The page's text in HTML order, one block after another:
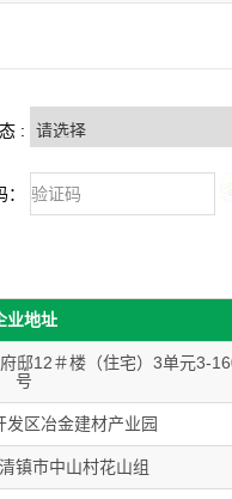
:
：
业地址
邸12＃楼（住宅）3单元3-
号
发区冶金建材产业园
镇市中山村花山组